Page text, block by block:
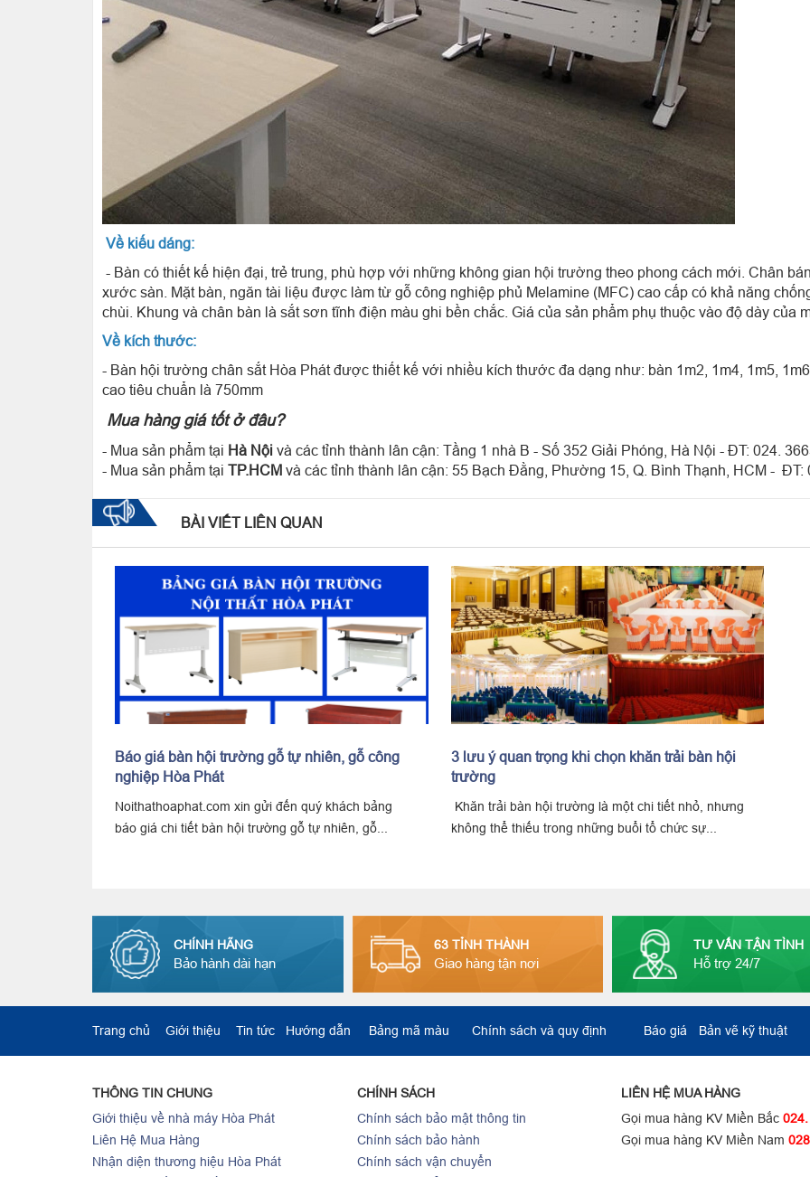
Về kiếu dáng:
- Bàn có thiết kế hiện đại, trẻ trung, phù hợp với những không gian hội trường theo phong cách mới. Chân
xước sàn. Mặt bàn, ngăn tài liệu được làm từ gỗ công nghiệp phủ Melamine (MFC) cao cấp có khả năng
chùi. Khung và chân bàn là sắt sơn tĩnh điện màu ghi bền chắc. Giá của sản phẩm phụ thuộc vào độ dày của
Về kích thước:
- Bàn hội trường chân sắt Hòa Phát được thiết kế với nhiều kích thước đa dạng như: bàn 1m2, 1m4, 1m5,
cao tiêu chuẩn là 750mm
Mua hàng giá tốt ở đâu?
- Mua sản phẩm tại Hà Nội và các tỉnh thành lân cận: Tầng 1 nhà B - Số 352 Giải Phóng, Hà Nội - ĐT: 024.
- Mua sản phẩm tại TP.HCM và các tỉnh thành lân cận: 55 Bạch Đằng, Phường 15, Q. Bình Thạnh, HCM - ĐT:
BÀI VIẾT LIÊN QUAN
Báo giá bàn hội trường gỗ tự nhiên, gỗ công
nghiệp Hòa Phát
Noithathoaphat.com xin gửi đến quý khách bảng
báo giá chi tiết bàn hội trường gỗ tự nhiên, gỗ...
3 lưu ý quan trọng khi chọn khăn trải bàn hội
trường
Khăn trải bàn hội trường là một chi tiết nhỏ, nhưng
không thể thiếu trong những buổi tổ chức sự...
CHÍNH HÃNG
Bảo hành dài hạn
63 TỈNH THÀNH
Giao hàng tận nơi
TƯ VẤN TẬN TÌNH
Hỗ trợ 24/7
Trang chủ Giới thiệu Tin tức Hướng dẫn Bảng mã màu Chính sách và quy định Báo giá Bản vẽ kỹ thuật
THÔNG TIN CHUNG
Giới thiệu về nhà máy Hòa Phát
Liên Hệ Mua Hàng
Nhận diện thương hiệu Hòa Phát
CHÍNH SÁCH
Chính sách bảo mật thông tin
Chính sách bảo hành
Chính sách vận chuyển
LIÊN HỆ MUA HÀNG
Gọi mua hàng KV Miền Bắc
Gọi mua hàng KV Miền Nam